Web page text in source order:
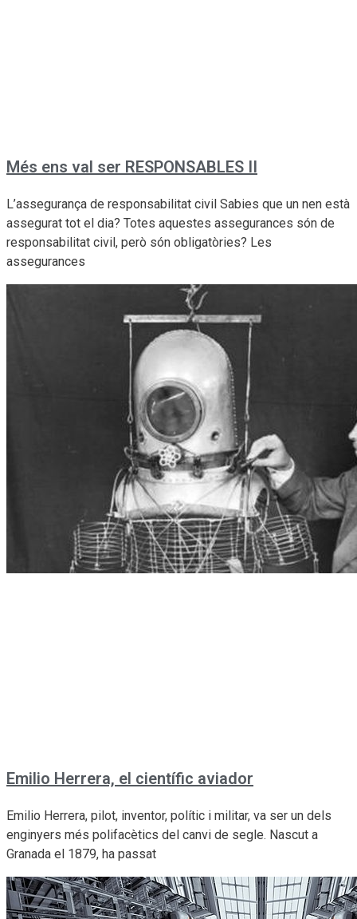
Més ens val ser RESPONSABLES II
L’assegurança de responsabilitat civil Sabies que un nen està
assegurat tot el dia? Totes aquestes assegurances són de
responsabilitat civil, però són obligatòries? Les
assegurances
Emilio Herrera, el científic aviador
Emilio Herrera, pilot, inventor, polític i militar, va ser un dels
enginyers més polifacètics del canvi de segle. Nascut a
Granada el 1879, ha passat